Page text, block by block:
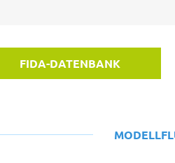
FIDA-DATENBANK